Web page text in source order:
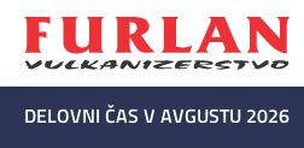
DELOVNI ČAS V AVGUSTU 2026